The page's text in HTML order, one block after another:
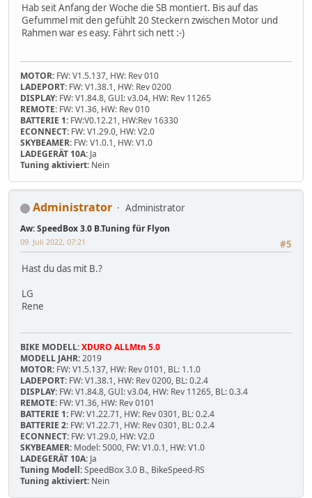
Hab seit Anfang der Woche die SB montiert. Bis auf das
Gefummel mit den gefühlt 20 Steckern zwischen Motor und
Rahmen war es easy. Fährt sich nett :-)
MOTOR: FW: V1.5.137, HW: Rev 010
LADEPORT: FW: V1.38.1, HW: Rev 0200
DISPLAY: FW: V1.84.8, GUI: v3.04, HW: Rev 11265
REMOTE: FW: V1.36, HW: Rev 010
BATTERIE 1: FW:V0.12.21, HW:Rev 16330
ECONNECT: FW: V1.29.0, HW: V2.0
SKYBEAMER: FW: V1.0.1, HW: V1.0
LADEGERÄT 10A: Ja
Tuning aktiviert: Nein
Administrator Administrator
Aw: SpeedBox 3.0 B.Tuning für Flyon
#5
09. Juli 2022, 07:21
Hast du das mit B.?
LG
Rene
BIKE MODELL:XDURO ALLMtn 5.0
MODELL JAHR:2019
MOTOR: FW: V1.5.137, HW: Rev 0101, BL: 1.1.0
LADEPORT: FW: V1.38.1, HW: Rev 0200, BL: 0.2.4
DISPLAY: FW: V1.84.8, GUI: v3.04, HW: Rev 11265, BL: 0.3.4
REMOTE: FW: V1.36, HW: Rev 0101
BATTERIE 1: FW: V1.22.71, HW: Rev 0301, BL: 0.2.4
BATTERIE 2: FW: V1.22.71, HW: Rev 0301, BL: 0.2.4
ECONNECT: FW: V1.29.0, HW: V2.0
SKYBEAMER: Model: 5000, FW: V1.0.1, HW: V1.0
LADEGERÄT 10A: Ja
Tuning Modell:SpeedBox 3.0 B., BikeSpeed-RS
Tuning aktiviert: Nein